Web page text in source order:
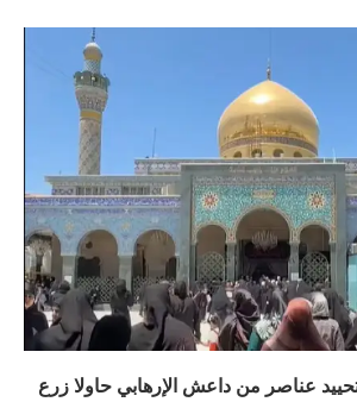
تحييد عناصر من داعش الإرهابي حاولا زرع